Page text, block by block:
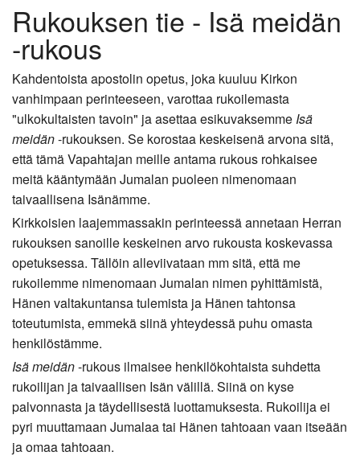
Rukouksen tie - Isä meidän
-rukous
Kahdentoista apostolin opetus, joka kuuluu Kirkon
vanhimpaan perinteeseen, varottaa rukoilemasta
"ulkokultaisten tavoin" ja asettaa esikuvaksemme Isä
meidän-rukouksen. Se korostaa keskeisenä arvona sitä,
että tämä Vapahtajan meille antama rukous rohkaisee
meitä kääntymään Jumalan puoleen nimenomaan
taivaallisena Isänämme.
Kirkkoisien laajemmassakin perinteessä annetaan Herran
rukouksen sanoille keskeinen arvo rukousta koskevassa
opetuksessa. Tällöin alleviivataan mm sitä, että me
rukoilemme nimenomaan Jumalan nimen pyhittämistä,
Hänen valtakuntansa tulemista ja Hänen tahtonsa
toteutumista, emmekä siinä yhteydessä puhu omasta
henkilöstämme.
Isä meidän-rukous ilmaisee henkilökohtaista suhdetta
rukoilijan ja taivaallisen Isän välillä. Siinä on kyse
palvonnasta ja täydellisestä luottamuksesta. Rukoilija ei
pyri muuttamaan Jumalaa tai Hänen tahtoaan vaan itseään
ja omaa tahtoaan.